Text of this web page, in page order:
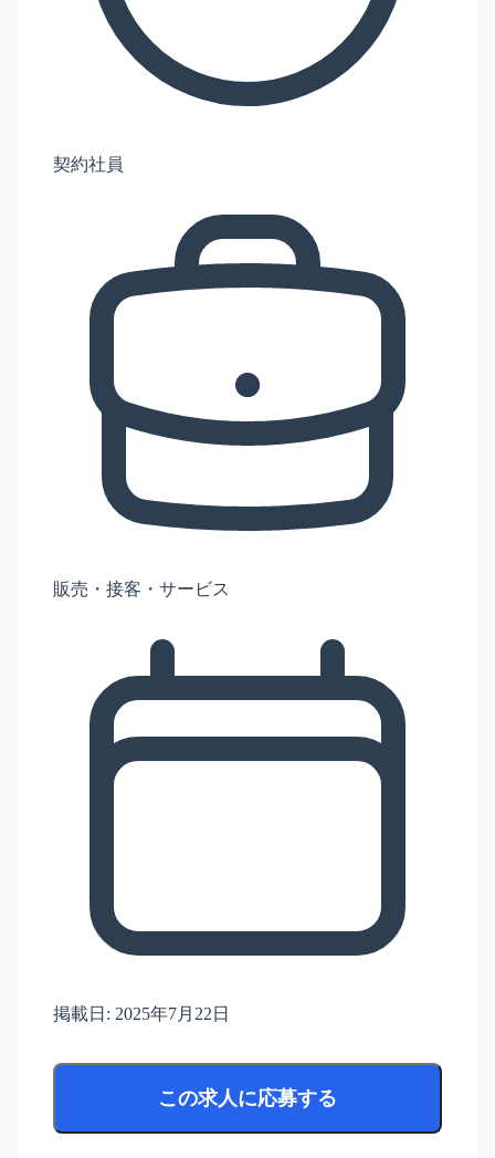
契約社員
販売・接客・サービス
掲載日: 2025年7月22日
この求人に応募する